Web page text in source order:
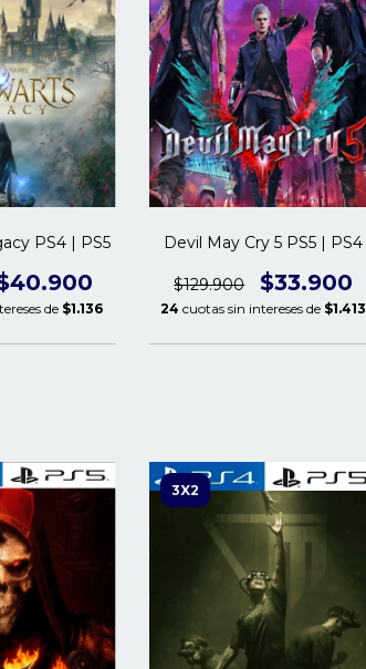
PS4 | PS5
de $1.136
Devil May Cry 5 PS5 | PS4
$129.900 $33.900
24 cuotas sin intereses de $1.413
3X2